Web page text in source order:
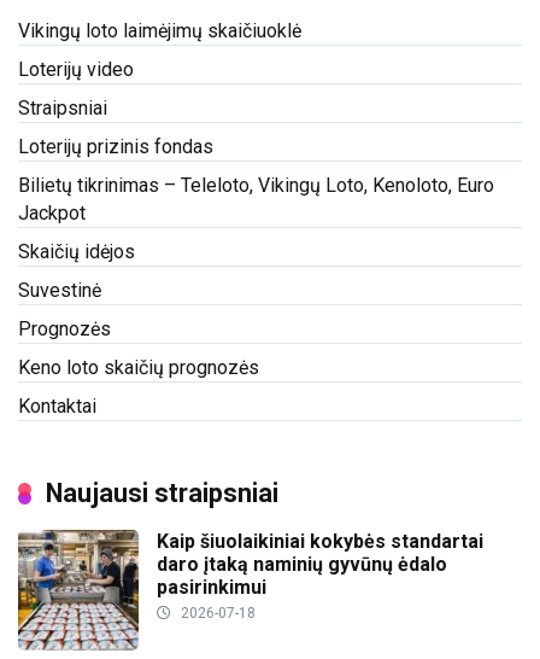
Vikingų loto laimėjimų skaičiuoklė
Loterijų video
Straipsniai
Loterijų prizinis fondas
Bilietų tikrinimas – Teleloto, Vikingų Loto, Kenoloto, Euro
Jackpot
Skaičių idėjos
Suvestinė
Prognozės
Keno loto skaičių prognozės
Kontaktai
Naujausi straipsniai
Kaip šiuolaikiniai kokybės standartai
daro įtaką naminių gyvūnų ėdalo
pasirinkimui
2026-07-18